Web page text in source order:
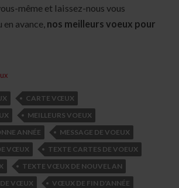
même et laissez-nous vous
en avance, nos meilleurs voeux pour
CARTE VŒUX
MEILLEURS VOEUX
ANNÉE
MESSAGE DE VOEUX
VŒUX
TEXTE CARTES DE VOEUX
TEXTE VŒUX DE NOUVEL AN
DE VŒUX
VŒUX DE FIN D'ANNÉE